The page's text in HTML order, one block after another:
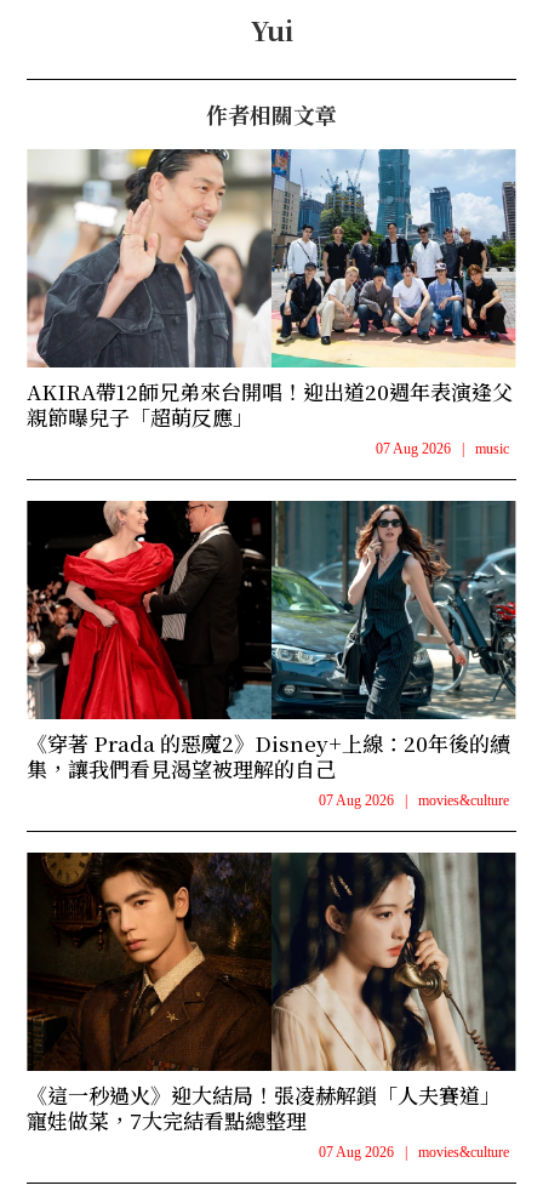
Yui
作者相關文章
AKIRA帶12師兄弟來台開唱！迎出道20週年表演逢父
親節曝兒子「超萌反應」
07 Aug 2026 | music
《穿著 Prada 的惡魔2》Disney+上線：20年後的續
集，讓我們看見渴望被理解的自己
07 Aug 2026 | movies&culture
《這一秒過火》迎大結局！張凌赫解鎖「人夫賽道」
寵娃做菜，7大完結看點總整理
07 Aug 2026 | movies&culture